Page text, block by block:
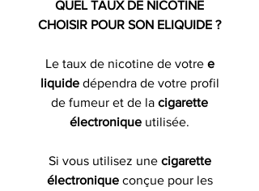
QUEL TAUX DE NICOTINE
CHOISIR POUR SON ELIQUIDE ?
Le taux de nicotine de votree
liquide dépendra de votre profil
de fumeur et de la cigarette
électronique utilisée.
Si vous utilisez une cigarette
électroniqueconçue pour les